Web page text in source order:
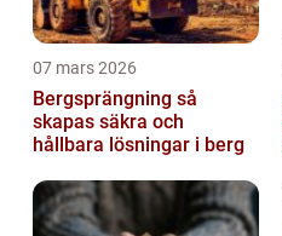
07 mars 2026
Bergsprängning så
skapas säkra och
hållbara lösningar i berg